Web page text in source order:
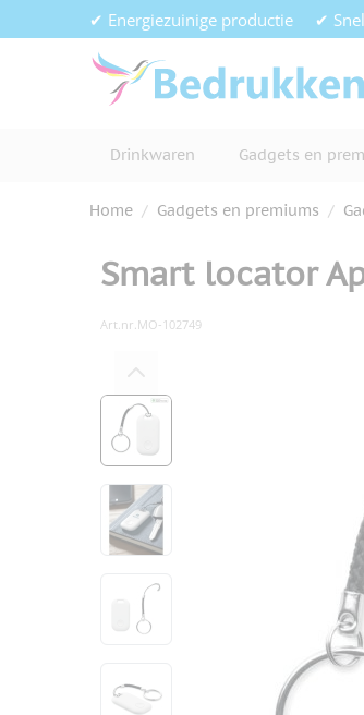
Ga naar de inhoud✔ Energiezuinige productie ✔
Drinkwaren Gadgets en
Home / Gadgets en premiums /
Smart locator
Art.nr.MO-102749
View larger image
View larger image
View larger image
View larger image